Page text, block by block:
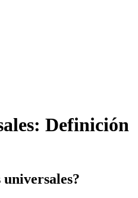
Definición
universales?